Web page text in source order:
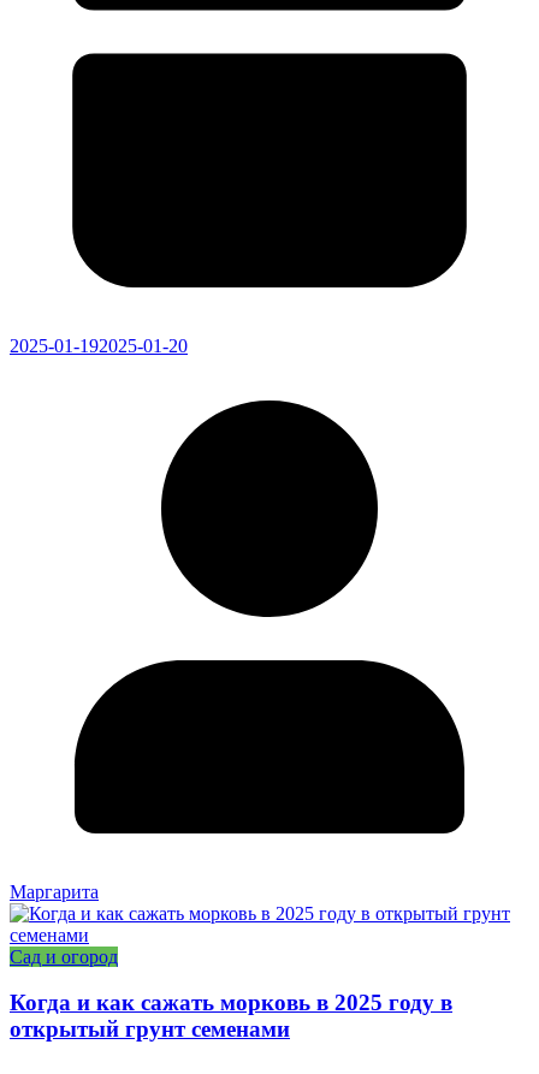
2025-01-192025-01-20
Маргарита
Сад и огород
Когда и как сажать морковь в 2025 году в
открытый грунт семенами